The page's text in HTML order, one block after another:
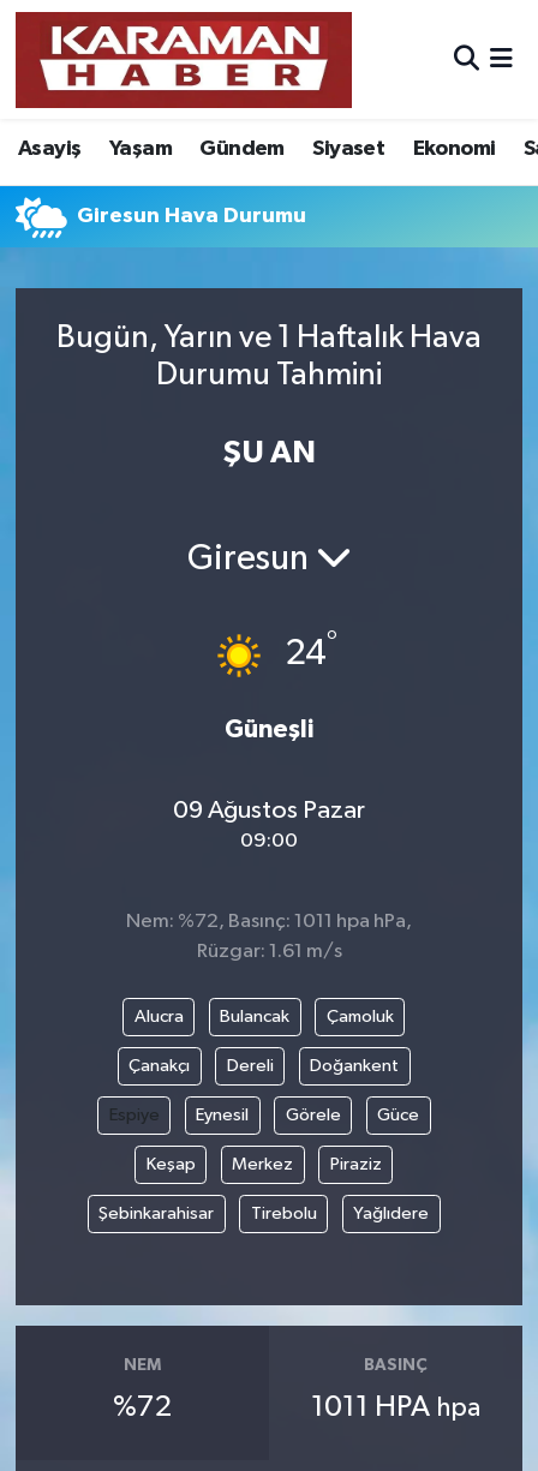
Asayiş Yaşam Gündem Siyaset Ekonomi
Giresun Hava Durumu
Bugün, Yarın ve 1 Haftalık Hava
Durumu Tahmini
ŞU AN
Giresun
24°
Güneşli
09 Ağustos Pazar
09:00
Nem: %72, Basınç: 1011 hpa hPa,
Rüzgar: 1.61 m/s
Alucra Bulancak Çamoluk
Çanakçı Dereli Doğankent
Espiye Eynesil Görele Güce
Keşap Merkez Piraziz
Şebinkarahisar Tirebolu Yağlıdere
NEM
%72
BASINÇ
1011 HPA hpa
Asayiş
Bilim - Teknoloji
Eğitim
Foto Galeri
Nöbetçi Eczaneler
Hava Durumu
Karaman Namaz Vakitleri
Süper Lig Puan Durumu ve Fikstür
Son Dakika Haberleri